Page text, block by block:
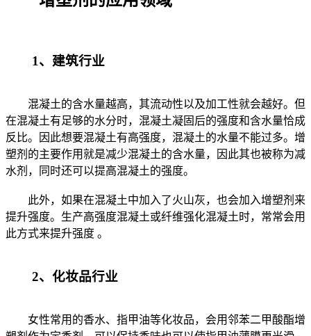
1、建筑行业
混凝土的含水量越高，其流动性以及加工性就会越好。但
在混凝土有足够的水分时，混凝土凝固后的强度和含水量恰成
反比。因此想要混凝土有高强度，混凝土的水量不能过多。增
塑剂的主要作用就是减少混凝土的含水量，因此其也被称为减
水剂，同时还可以提高混凝土的强度。
此外，如果在混凝土中加入了火山灰，也会加入增塑剂来
提升强度。生产高强度混凝土或纤维强化混凝土时，常常会用
此方式来提升强度 。
2、化妆品行业
女性常用的香水、指甲油等化妆品，会用邻苯二甲酸酯增